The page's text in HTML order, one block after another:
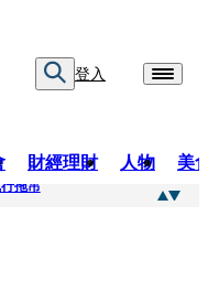
登入
財經理財 人物 美
拖吊